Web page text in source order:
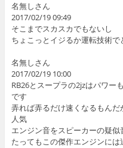
名無しさん
2017/02/19 09:49
そこまでスカスカでもないし
ちょこっとイジるか運転技術
名無しさん
2017/02/19 10:00
RB26とスープラの2jzはパワー
です
弄れば弄るだけ速くなるもん
人気
エンジン音をスピーカーの疑
たってもこの傑作エンジンには